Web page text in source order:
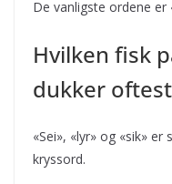
De vanligste ordene er
Hvilken fisk
dukker
«Sei», «lyr» og «sik»
kryssord.